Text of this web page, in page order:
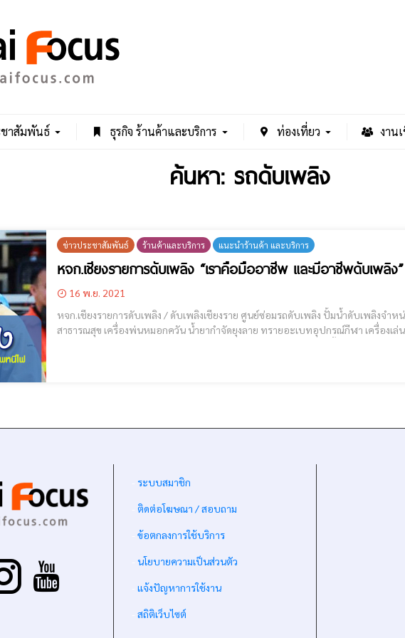
าสัมพันธ์ ธุรกิจ ร้านค้าและบริการ ท่องเที่ยว งาน
ค้นหา: รถดับเพลิง
ข่าวประชาสัมพันธ์ ร้านค้าและบริการ แนะนำร้านค้า และบริการ
หจก.เชียงรายการดับเพลิง “เราคือมืออาชีพ และมีอาชีพดับเพลิง”
16 พ.ย. 2021
หจก.เชียงรายการดับเพลิง / ดับเพลิงเชียงราย ศูนย์ซ่อมรถดับเพลิง ปั้มน้ำดับเพลิงจำหน่ายเครื่องดับเพลิง กู้ภัย จารจร วิทยุสื่อสาร อปพร.ด้าน
สาธารณสุข เครื่องพ่นหมอกควัน น้ำยากำจัดยุงลาย ทรายอะเบทอุปกรณ์กีฬา เครื่องเล่
ระบบสมาชิก
ติดต่อโฆษณา / สอบถาม
ข้อตกลงการใช้บริการ
นโยบายความเป็นส่วนตัว
แจ้งปัญหาการใช้งาน
สถิติเว็บไซต์